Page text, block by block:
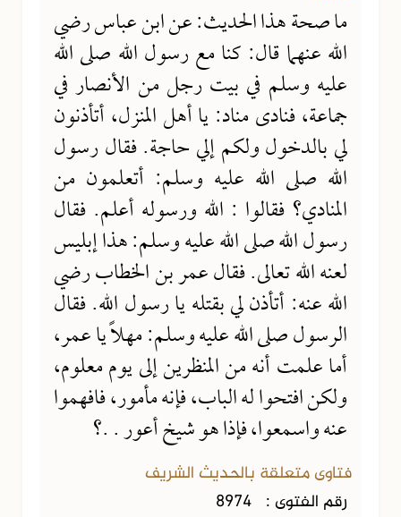
ما صحة هذا الحديث: عن ابن عباس رضي
الله عنهما قال: كنا مع رسول الله صلى الله
عليه وسلم في بيت رجل من الأنصار في
جماعة، فنادى مناد: يا أهل المنزل، أتأذنون
لي بالدخول ولكم إلي حاجة. فقال رسول
الله صلى الله عليه وسلم: أتعلمون من
المنادي؟ فقالوا : الله ورسوله أعلم. فقال
رسول الله صلى الله عليه وسلم: هذا إبليس
لعنه الله تعالى. فقال عمر بن الخطاب رضي
الله عنه: أتأذن لي بقتله يا رسول الله. فقال
الرسول صلى الله عليه وسلم: مهلاً يا عمر،
أما علمت أنه من المنظرين إلى يوم معلوم،
ولكن افتحوا له الباب، فإنه مأمور، فافهموا
عنه واسمعوا، فإذا هو شيخ أعور . .؟
فتاوى متعلقة بالحديث الشريف
رقم الفتوى : 8974